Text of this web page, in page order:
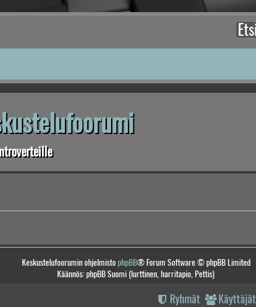
Keskustelufoorumin ohjelmistophpBB® Forum Software © phpBB Limited
Käännös: phpBB Suomi (lurttinen, harritapio, Pettis)
Käyttäjät
Ryhmät